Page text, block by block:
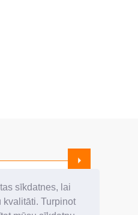
sīkdatnes, lai
kvalitāti. Turpinot